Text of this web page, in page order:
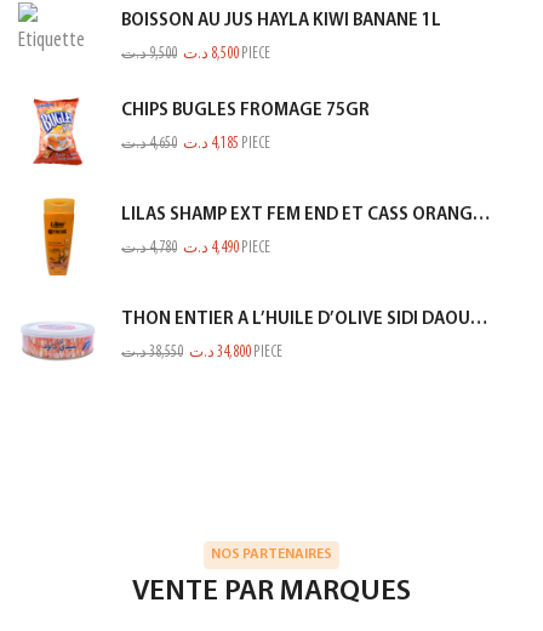
BOISSON AU JUS HAYLA KIWI BANANE 1L
9,500د.ت 8,500 د.ت PIECE
CHIPS BUGLES FROMAGE 75GR
4,650د.ت 4,185 د.ت PIECE
LILAS SHAMP EXT FEM END ET CASS ORANGE 350ML
4,780د.ت 4,490 د.ت PIECE
THON ENTIER A L’HUILE D’OLIVE SIDI DAOUD 950G
38,550د.ت 34,800 د.ت PIECE
NOS PARTENAIRES
VENTE PAR MARQUES